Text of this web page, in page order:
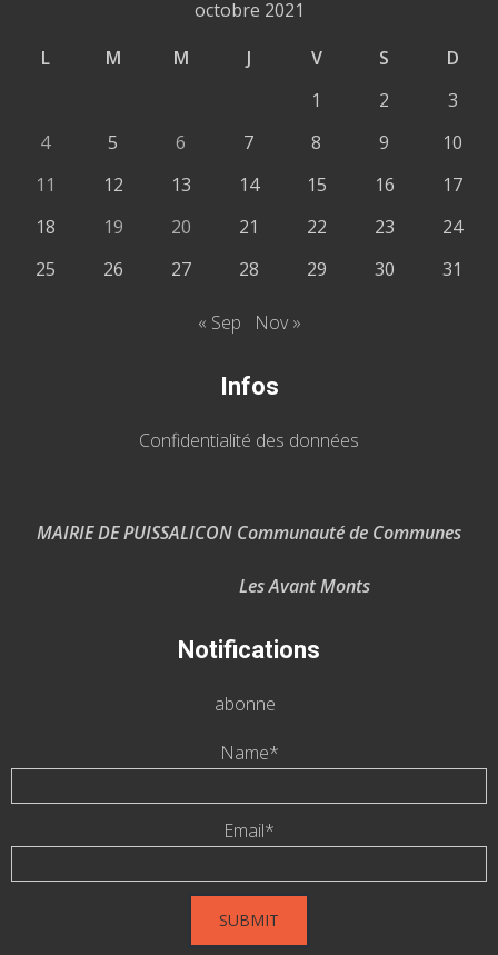
octobre 2021
L
M M J V S
D
1
2
3
4
5 6 7 8 9
10
11
12 13 14 15 16
17
18
19 20 21 22 23
24
25
26 27 28 29 30 31
« Sep Nov »
Infos
Confidentialité des données
MAIRIE DE PUISSALICON Communauté de Communes
Les Avant Monts
Notifications
abonne
Name*
Email*